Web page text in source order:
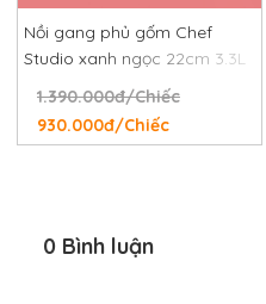
Nồi gang phủ gốm Chef
Studio xanh ngọc 22cm 3.3L
1.390.000đ/Chiếc
930.000đ/Chiếc
0 Bình luận